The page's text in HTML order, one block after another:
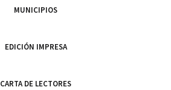
MUNICIPIOS
EDICIÓN IMPRESA
CARTA DE LECTORES